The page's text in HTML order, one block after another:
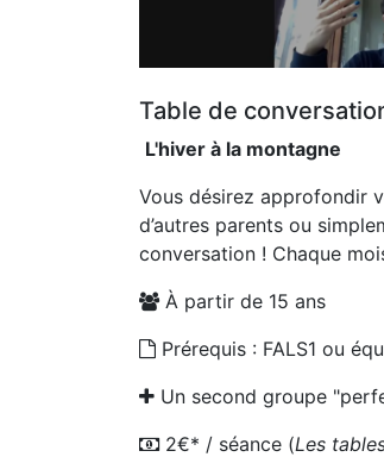
Table de
L'hiver à la montagne
Vous désirez approfondir
d’autres parents ou
conversation ! Chaque
À partir de 15 ans
Prérequis : FALS1 ou
Un second groupe
2€* / séance (Les